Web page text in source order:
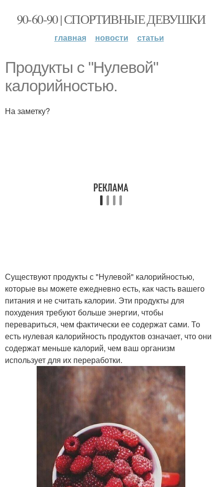
90-60-90 | СПОРТИВНЫЕ ДЕВУШКИ
главная новости статьи
Продукты с "Нулевой"
калорийностью.
На заметку?
Существуют продукты с "Нулевой" калорийностью,
которые вы можете ежедневно есть, как часть вашего
питания и не считать калории. Эти продукты для
похудения требуют больше энергии, чтобы
перевариться, чем фактически ее содержат сами. То
есть нулевая калорийность продуктов означает, что они
содержат меньше калорий, чем ваш организм
использует для их переработки.